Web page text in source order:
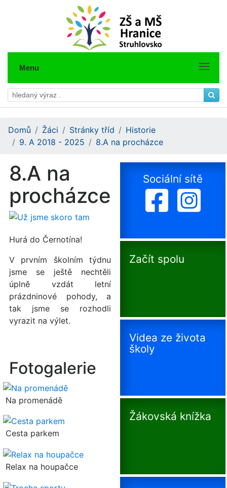
Menu
Domů Žáci Stránky tříd
Historie
9. A 2018 - 2025
8.A na procházce
8.A na
procházce
Hurá do Černotína!
V prvním školním týdnu
jsme se ještě nechtěli
úplně vzdát letní
prázdninové pohody, a
tak jsme se rozhodli
vyrazit na výlet.
Fotogalerie
Na promenádě
Cesta parkem
Relax na houpačce
Sociální sítě
Začít spolu
Videa ze života
školy
Žákovská knížka